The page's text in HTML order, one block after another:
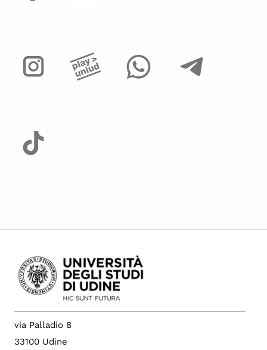
via Palladio 8
33100 Udine